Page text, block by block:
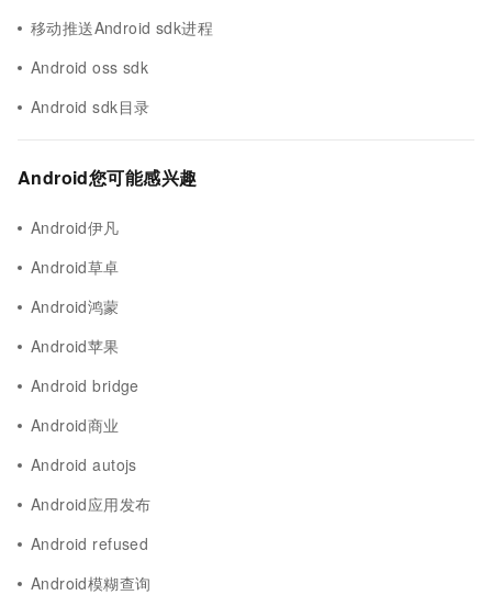
移动推送Android sdk进程
Android oss sdk
Android sdk目录
Android您可能感兴趣
Android伊凡
Android草卓
Android鸿蒙
Android苹果
Android bridge
Android商业
Android autojs
Android应用发布
Android refused
Android模糊查询